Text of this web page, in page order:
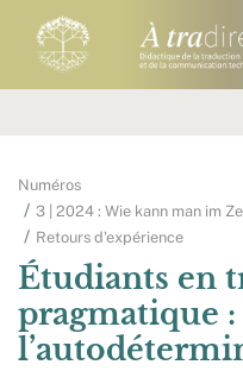
Numéros
3 | 2024 : Wie kann man im
Retours d'expérience
Étudiants en
pragmatique